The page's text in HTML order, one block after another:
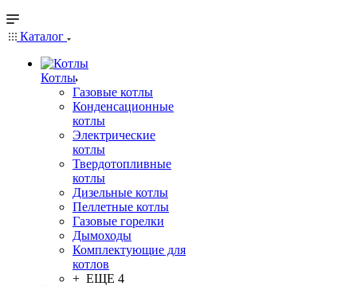
Каталог
Котлы
Газовые котлы
Конденсационные
котлы
Электрические
котлы
Твердотопливные
котлы
Дизельные котлы
Пеллетные котлы
Газовые горелки
Дымоходы
Комплектующие для
котлов
+ ЕЩЕ 4